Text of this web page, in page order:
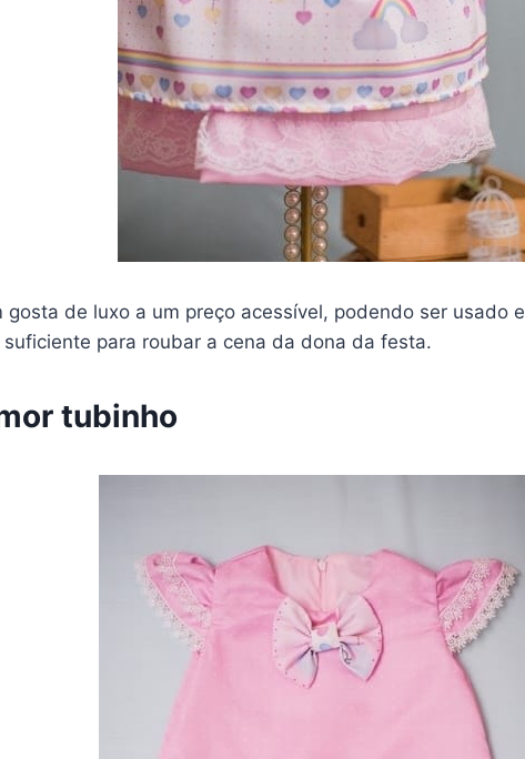
gosta de luxo a um preço acessível, podendo ser usado
para roubar a cena da dona da festa.
tubinho